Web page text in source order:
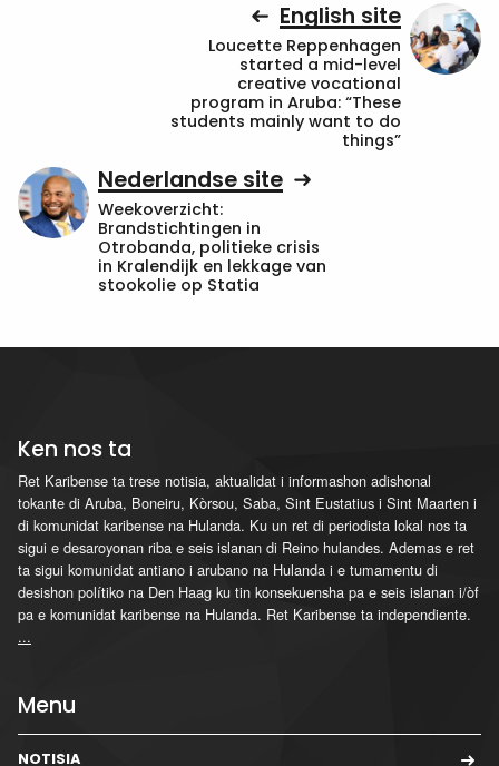
English site
Loucette Reppenhagen
started a mid-level
creative vocational
program in Aruba: “These
students mainly want to do
things”
Nederlandse site
Weekoverzicht:
Brandstichtingen in
Otrobanda, politieke crisis
in Kralendijk en lekkage van
stookolie op Statia
Ken nos ta
Ret Karibense ta trese notisia, aktualidat i informashon adishonal
tokante di Aruba, Boneiru, Kòrsou, Saba, Sint Eustatius i Sint Maarten i
di komunidat karibense na Hulanda. Ku un ret di periodista lokal nos ta
sigui e desaroyonan riba e seis islanan di Reino hulandes. Ademas e ret
ta sigui komunidat antiano i arubano na Hulanda i e tumamentu di
desishon polítiko na Den Haag ku tin konsekuensha pa e seis islanan i/òf
pa e komunidat karibense na Hulanda. Ret Karibense ta independiente.
...
Menu
NOTISIA